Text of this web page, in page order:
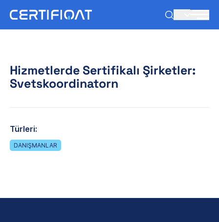
Hizmetlerde Sertifikalı Şirketler:
Svetskoordinatorn
Türleri:
DANIŞMANLAR